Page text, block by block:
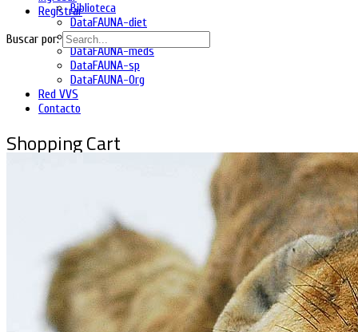
Biblioteca
DataFAUNA-diet
DataFAUNA-inia
DataFAUNA-meds
DataFAUNA-sp
DataFAUNA-Org
Red VVS
Contacto
Shopping Cart
Registrar
Buscar por: